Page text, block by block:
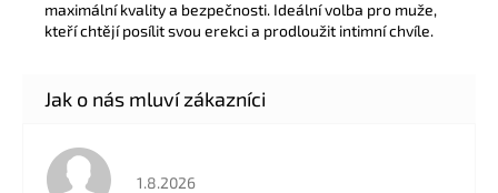
maximální kvality a bezpečnosti. Ideální volba pro muže,
kteří chtějí posílit svou erekci a prodloužit intimní chvíle.
Hodnocení obchodu je 5 z 5 hvězdiček.
1.8.2026